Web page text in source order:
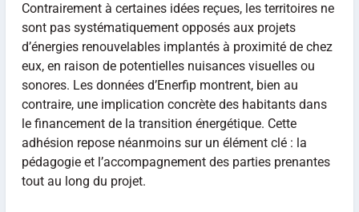
Contrairement à certaines idées reçues, les territoires ne
sont pas systématiquement opposés aux projets
d’énergies renouvelables implantés à proximité de chez
eux, en raison de potentielles nuisances visuelles ou
sonores. Les données d’Enerfip montrent, bien au
contraire, une implication concrète des habitants dans
le financement de la transition énergétique. Cette
adhésion repose néanmoins sur un élément clé : la
pédagogie et l’accompagnement des parties prenantes
tout au long du projet.